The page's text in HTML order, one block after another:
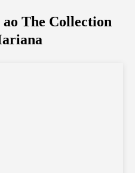
The Collection